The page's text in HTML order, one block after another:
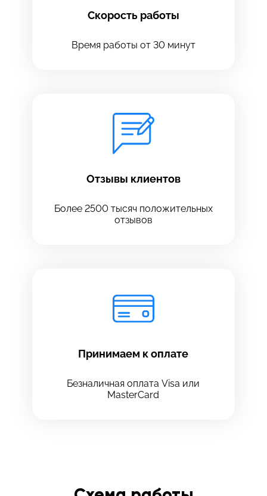
Скорость работы
Время работы от 30 минут
Отзывы клиентов
Более 2500 тысяч положительных
отзывов
Принимаем к оплате
Безналичная оплата Visa или
MasterCard